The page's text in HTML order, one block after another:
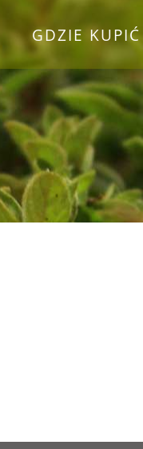
GDZIE KUPIĆ